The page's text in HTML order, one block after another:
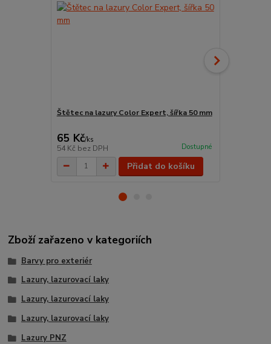
Štětec na lazury Color Expert, šířka 50 mm
65 Kč/ks
54 Kč bez DPH Dostupné
Přidat do košíku
Zboží zařazeno v kategoriích
Barvy pro exteriér
Lazury, lazurovací laky
Lazury, lazurovací laky
Lazury, lazurovací laky
Lazury PNZ